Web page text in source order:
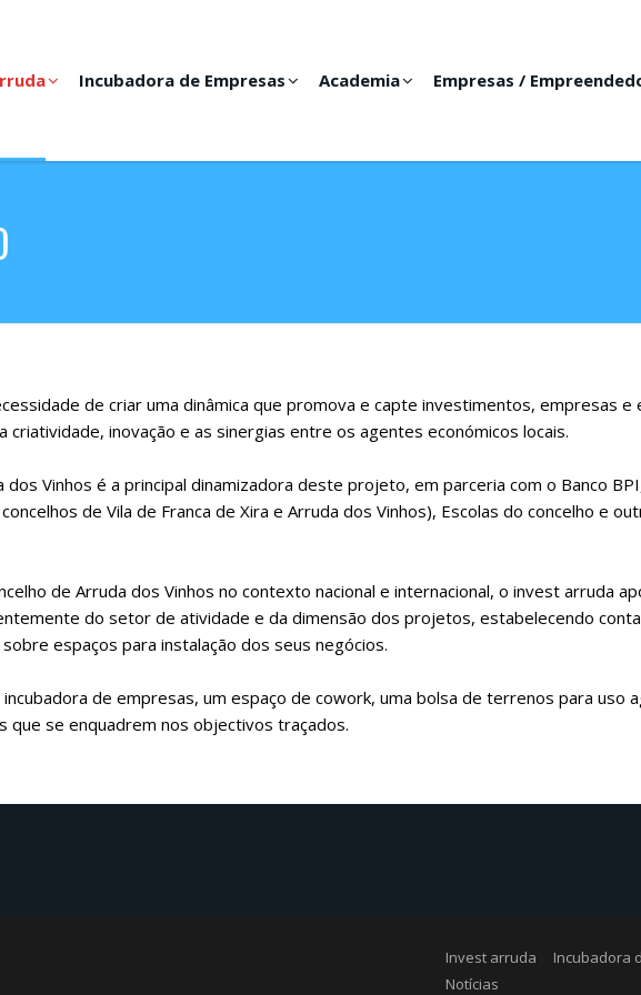
Incubadora de Empresas Academia Empresas /
watch?v=Sh5wP60Ot8cto buy books onlineuggs cyber mondayin
save your time, energy anduggs black fridaymoneyuggs cyber monday
friday-uggs.htmltoo becomeuggs cyber mondayflexible, under which apart
breezes. In addition to that, the Funds on Delivery option has proven helpful
de criar uma dinâmica que promova e capte investimentos, empresas
criatividade, inovação e as sinergias entre os agentes económicos locais.
dos Vinhos é a principal dinamizadora deste projeto, em parceria com o Banco
de Vila de Franca de Xira e Arruda dos Vinhos), Escolas do concelho e
de Arruda dos Vinhos no contexto nacional e internacional, o invest arruda
do setor de atividade e da dimensão dos projetos, estabelecendo
espaços para instalação dos seus negócios.
de empresas, um espaço de cowork, uma bolsa de terrenos para uso
que se enquadrem nos objectivos traçados.
Invest arruda Incubadora
Notícias